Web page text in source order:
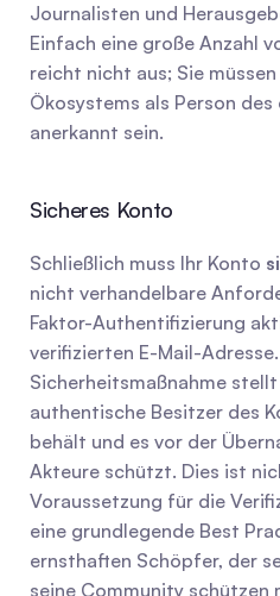
Journalisten und
Einfach eine große Anzahl
reicht nicht aus; Sie
Ökosystems als Person
anerkannt sein.
Sicheres Konto
Schließlich muss Ihr Konto
nicht verhandelbare
Faktor-Authentifizierung
verifizierten E-Mail-
Sicherheitsmaßnahme
authentische Besitzer des
behält und es vor der
Akteure schützt. Dies ist
Voraussetzung für die
eine grundlegende Best
ernsthaften Schöpfer, der
seine Community schützen